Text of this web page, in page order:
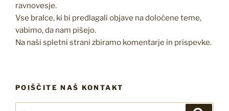
ravnovesje.
Vse bralce, ki bi predlagali objave na določene teme,
vabimo, da nam pišejo.
Na naši spletni strani zbiramo komentarje in prispevke.
POIŠČITE NAŠ KONTAKT